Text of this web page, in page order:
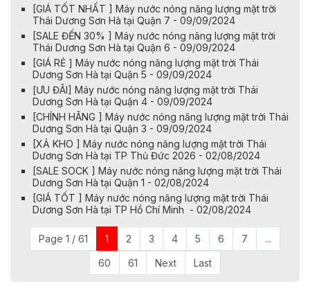
[GIÁ TỐT NHẤT ] Máy nước nóng năng lượng mặt trời
Thái Dương Sơn Hà tại Quận 7 - 09/09/2024
[SALE ĐẾN 30% ] Máy nước nóng năng lượng mặt trời
Thái Dương Sơn Hà tại Quận 6 - 09/09/2024
[GIÁ RẺ ] Máy nước nóng năng lượng mặt trời Thái
Dương Sơn Hà tại Quận 5 - 09/09/2024
[ƯU ĐÃI] Máy nước nóng năng lượng mặt trời Thái
Dương Sơn Hà tại Quận 4 - 09/09/2024
[CHÍNH HÃNG ] Máy nước nóng năng lượng mặt trời Thái
Dương Sơn Hà tại Quận 3 - 09/09/2024
[XẢ KHO ] Máy nước nóng năng lượng mặt trời Thái
Dương Sơn Hà tại TP Thủ Đức 2026 - 02/08/2024
[SALE SOCK ] Máy nước nóng năng lượng mặt trời Thái
Dương Sơn Hà tại Quận 1 - 02/08/2024
[GIÁ TỐT ] Máy nước nóng năng lượng mặt trời Thái
Dương Sơn Hà tại TP Hồ Chí Minh - 02/08/2024
Page 1 / 61 1 2 3 4 5 6 7 ...
60 61 Next Last